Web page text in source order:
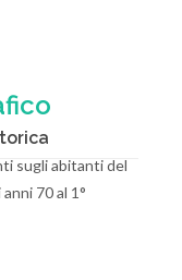
sugli abitanti del
70 al 1°